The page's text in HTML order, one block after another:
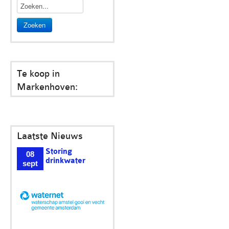
Zoeken
Te koop in
Markenhoven:
Laatste Nieuws
08
sept
Storing
drinkwater